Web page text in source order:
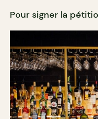
Pour signer la